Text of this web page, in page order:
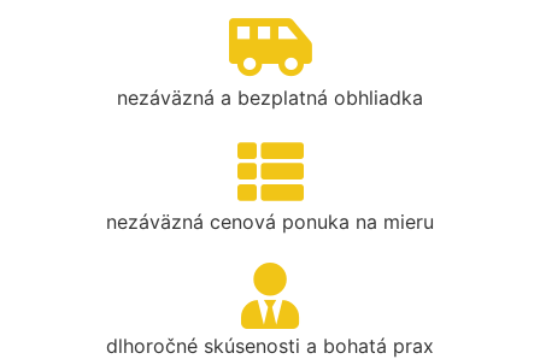
nezáväzná a bezplatná obhliadka
nezáväzná cenová ponuka na mieru
dlhoročné skúsenosti a bohatá prax